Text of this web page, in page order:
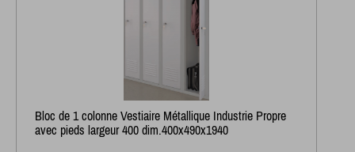
Bloc de 1 colonne Vestiaire Métallique Industrie Propre
avec pieds largeur 400 dim.400x490x1940